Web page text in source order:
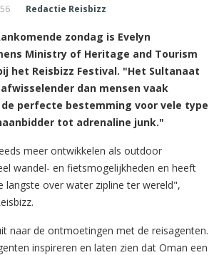
Redactie Reisbizz
zondag is Evelyn
Ministry of Heritage and Tourism
het Reisbizz Festival. "Het Sultanaat
dan mensen vaak
perfecte bestemming voor vele type
tot adrenaline junk."
meer ontwikkelen als outdoor
wandel- en fietsmogelijkheden en heeft
langste over water zipline ter wereld",
naar de ontmoetingen met de reisagenten.
inspireren en laten zien dat Oman een